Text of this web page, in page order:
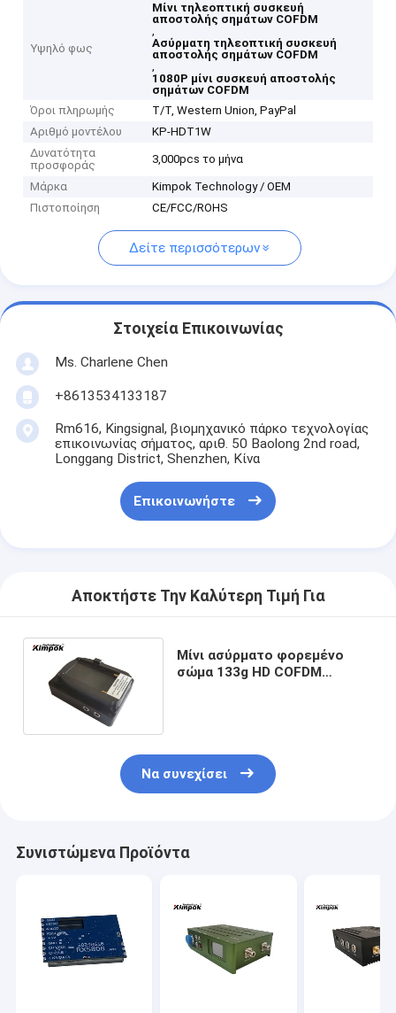
Υψηλό φως
Μίνι τηλεοπτική συσκευή
αποστολής σημάτων COFDM
,
Ασύρματη τηλεοπτική συσκευή
αποστολής σημάτων COFDM
,
1080P μίνι συσκευή αποστολής
σημάτων COFDM
Όροι πληρωμής
T/T, Western Union, PayPal
Αριθμό μοντέλου
KP-HDT1W
Δυνατότητα
προσφοράς
3,000pcs το μήνα
Μάρκα
Kimpok Technology / OEM
Πιστοποίηση
CE/FCC/ROHS
Δείτε περισσότερων
Στοιχεία Επικοινωνίας
Ms. Charlene Chen
+8613534133187
Rm616, Kingsignal, βιομηχανικό πάρκο τεχνολογίας
επικοινωνίας σήματος, αριθ. 50 Baolong 2nd road,
Longgang District, Shenzhen, Κίνα
Επικοινωνήστε
Αποκτήστε Την Καλύτερη Τιμή Για
Μίνι ασύρματο φορεμένο
σώμα 133g HD COFDM
Να συνεχίσει
Συνιστώμενα Προϊόντα